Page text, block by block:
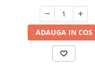
ADAUGA IN COS